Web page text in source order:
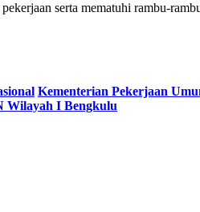
serta mematuhi rambu-
Kementerian Pekerjaan
Wilayah I Bengkulu